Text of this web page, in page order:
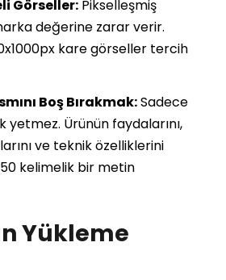
Görseller: Pikselleşmiş
değerine zarar verir.
kare görseller tercih
Boş Bırakmak:Sadece
yetmez. Ürünün faydalarını,
ve teknik özelliklerini
kelimelik bir metin
Yükleme